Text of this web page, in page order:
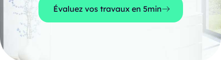
Évaluez vos travaux en 5min